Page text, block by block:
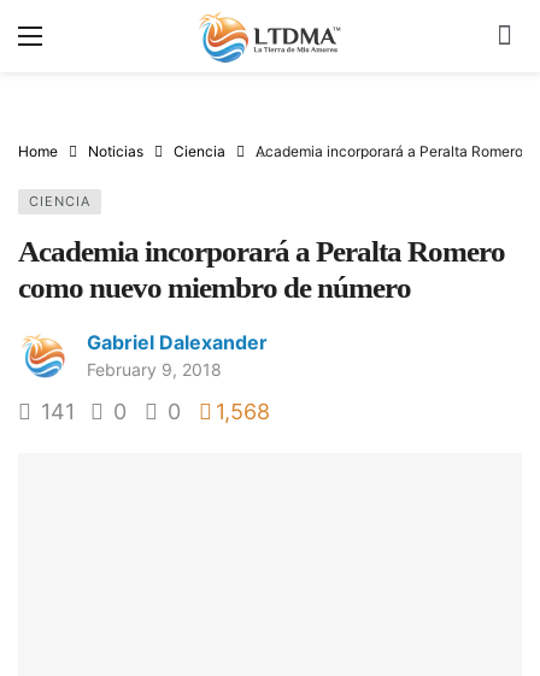
Home Noticias Ciencia Academia incorporará a Peralta Romero
CIENCIA
Academia incorporará a Peralta Romero
como nuevo miembro de número
Gabriel Dalexander
February 9, 2018
141 0 0 1,568